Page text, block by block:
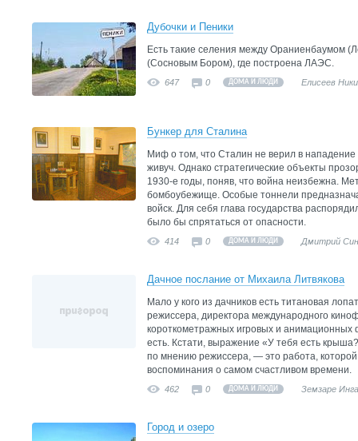
Дубочки и Пеники
Есть такие селения между Ораниенбаумом
(Сосновым Бором), где построена ЛАЭС.
647 0 ДОМА И ЛЮДИ Елисеев
Бункер для Сталина
Миф о том, что Сталин не верил в
живуч. Однако стратегические объекты
1930-е годы, поняв, что война неизбежна.
бомбоубежище. Особые тоннели
войск. Для себя глава государства
было бы спрятаться от опасности.
414 0 ДОМА И ЛЮДИ Дмитрий
Дачное послание от Михаила Литвякова
Мало у кого из дачников есть титановая
режиссера, директора международного
короткометражных игровых и
есть. Кстати, выражение «У тебя есть
по мнению режиссера, — это работа,
воспоминания о самом счастливом времени.
462 0 ДОМА И ЛЮДИ Земзаре
Город и озеро